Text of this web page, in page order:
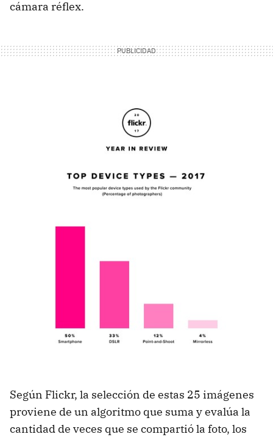
cámara réflex.
Según Flickr, la selección de estas 25 imágenes
proviene de un algoritmo que suma y evalúa la
cantidad de veces que se compartió la foto, los